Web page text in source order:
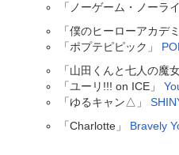
「ノーゲーム・ノーラ
「僕のヒーローアカデ
「ポプテピピック」
「山田くんと七人の魔
「ユーリ!!! on ICE」
「ゆるキャン△」
「Charlotte」 Bravely